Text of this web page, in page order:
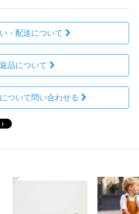
・配送について
返品について
ついて問い合わせる